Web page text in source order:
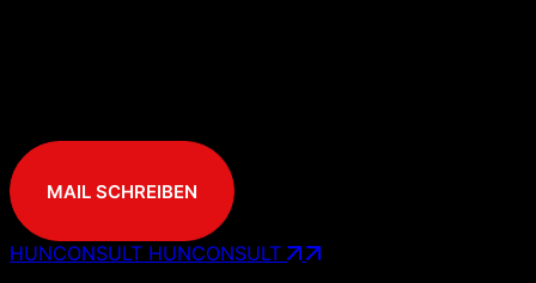
MAIL SCHREIBEN
HUNCONSULT HUNCONSULT